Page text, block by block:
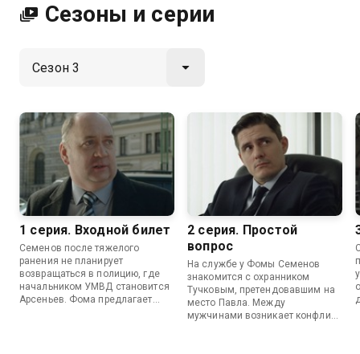
Сезоны и серии
1 серия. Входной билет
Семенов после тяжелого
ранения не планирует
возвращаться в полицию, где
начальником УМВД становится
Арсеньев. Фома предлагает
2 серия. Простой
вопрос
На службе у Фомы Семенов
знакомится с охранником
Тучковым, претендовавшим на
место Павла. Между
мужчинами возникает конфликт.